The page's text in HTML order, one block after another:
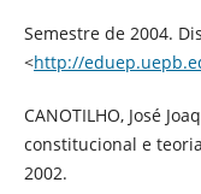
Semestre de 2004.
<http://
CANOTILHO, José
constitucional e
2002.